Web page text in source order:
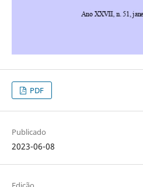
PDF
Publicado
2023-06-08